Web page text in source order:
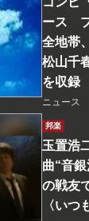
ース
全地帯
松山千
を収録
ニュース
邦楽
玉置浩
曲“音
の戦友
〈いつ